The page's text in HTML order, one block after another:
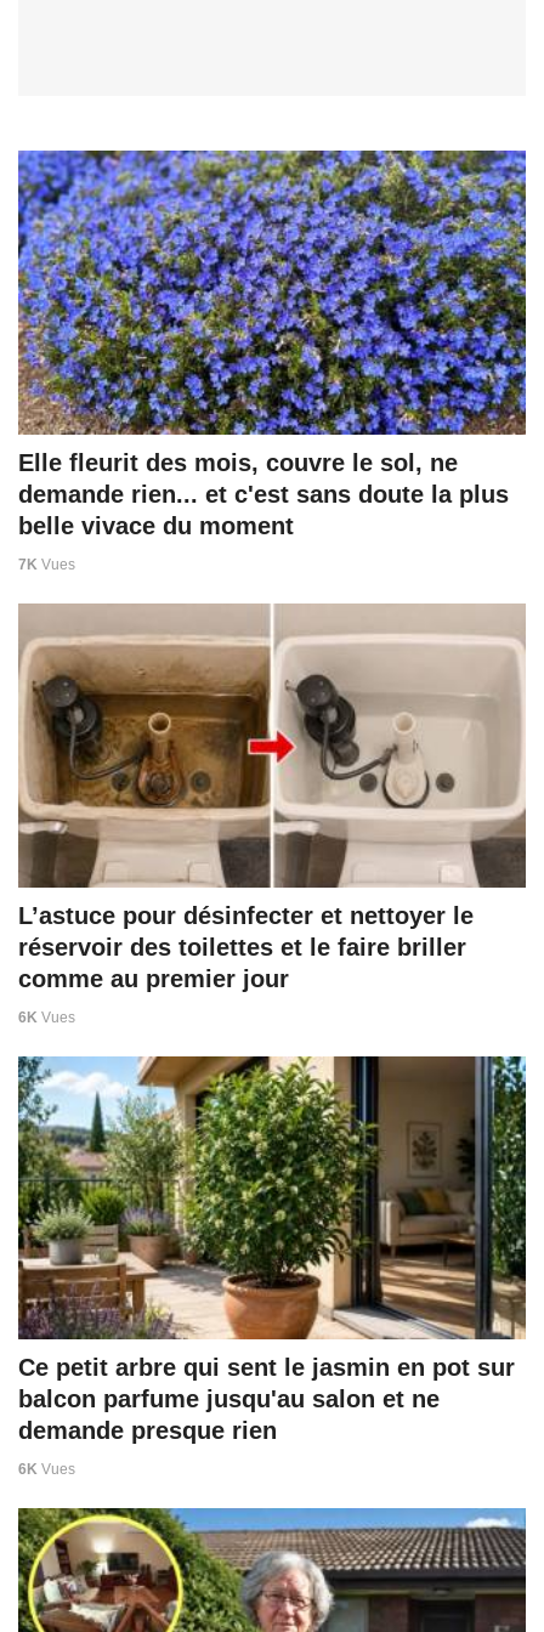
Elle fleurit des mois, couvre le sol, ne
demande rien... et c'est sans doute la plus
belle vivace du moment
7K Vues
L’astuce pour désinfecter et nettoyer le
réservoir des toilettes et le faire briller
comme au premier jour
6K Vues
Ce petit arbre qui sent le jasmin en pot sur
balcon parfume jusqu'au salon et ne
demande presque rien
6K Vues